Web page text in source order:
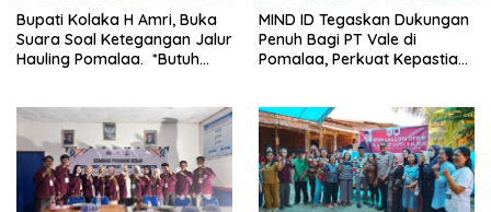
Bupati Kolaka H Amri, Buka
Suara Soal Ketegangan Jalur
Hauling Pomalaa. *Butuh
Premanisme Industrial
MIND ID Tegaskan Dukungan
Penuh Bagi PT Vale di
Pomalaa, Perkuat Kepastian